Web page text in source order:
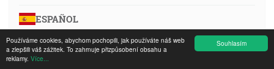
Souhlasím
Používáme cookies, abychom pochopili, jak používáte náš web
a zlepšili váš zážitek. To zahrnuje přizpůsobení obsahu a
reklamy. Více...
ESPAÑOL
MP3